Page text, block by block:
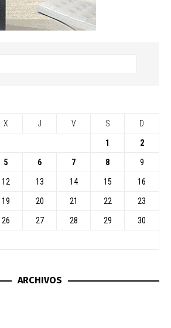
X J V S D
1 2
5 6 7 8 9
12 13 14 15 16
19 20 21 22 23
26 27 28 29 30
ARCHIVOS